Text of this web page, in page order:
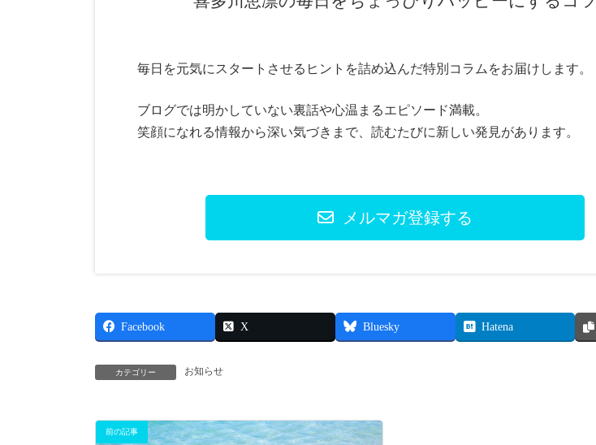
毎日を元気にスタートさせるヒントを詰め込んだ特別コラムをお届けします。
ブログでは明かしていない裏話や心温まるエピソード満載。
笑顔になれる情報から深い気づきまで、読むたびに新しい発見があります。
メルマガ登録する
Facebook X Bluesky Hatena
カテゴリー お知らせ
前の記事